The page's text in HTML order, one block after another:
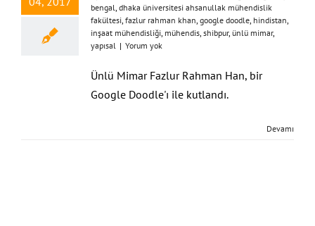
bengal dhaka üniversitesi ahsanullak mühendislik
fakültesi fazlur rahman khan google doodle hindistan
inşaat mühendisliği mühendis shibpur, ünlü mimar,
yapısal | Yorum yok
Ünlü Mimar Fazlur Rahman Han, bir
Google Doodle'ı ile kutlandı.
Devamı